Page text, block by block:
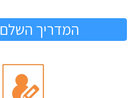
המדריך